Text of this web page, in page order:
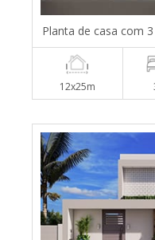
Planta de casa com
12x25m